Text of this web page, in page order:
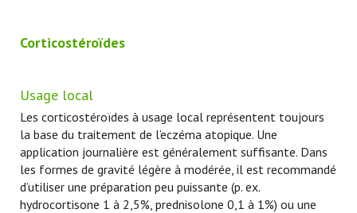
Corticostéroïdes
Usage local
Les corticostéroïdes à usage local représentent toujours
la base du traitement de l’eczéma atopique. Une
application journalière est généralement suffisante. Dans
les formes de gravité légère à modérée, il est recommandé
d’utiliser une préparation peu puissante (p. ex.
hydrocortisone 1 à 2,5%, prednisolone 0,1 à 1%) ou une